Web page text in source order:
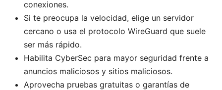
conexiones.
Si te preocupa la velocidad, elige un servidor
cercano o usa el protocolo WireGuard que suele
ser más rápido.
Habilita CyberSec para mayor seguridad frente a
anuncios maliciosos y sitios maliciosos.
Aprovecha pruebas gratuitas o garantías de